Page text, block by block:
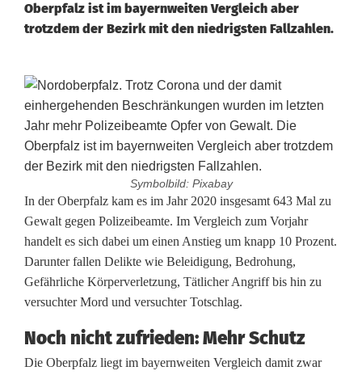
Oberpfalz ist im bayernweiten Vergleich aber
trotzdem der Bezirk mit den niedrigsten Fallzahlen.
Symbolbild: Pixabay
M
e
h
r
G
e
In der Oberpfalz kam es im Jahr 2020 insgesamt 643 Mal zu
Gewalt gegen Polizeibeamte. Im Vergleich zum Vorjahr
handelt es sich dabei um einen Anstieg um knapp 10 Prozent.
Darunter fallen Delikte wie Beleidigung, Bedrohung,
Gefährliche Körperverletzung, Tätlicher Angriff bis hin zu
versuchter Mord und versuchter Totschlag.
Noch nicht zufrieden: Mehr Schutz
Die Oberpfalz liegt im bayernweiten Vergleich damit zwar